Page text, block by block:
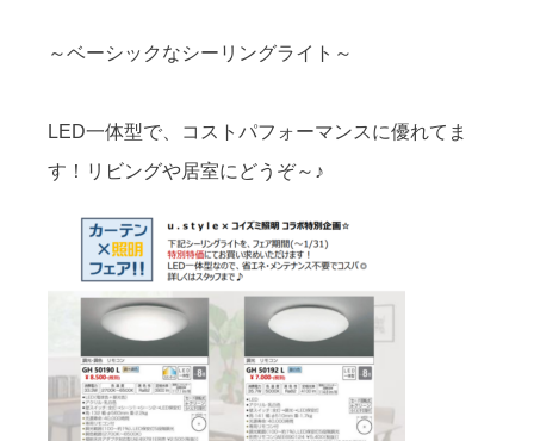
～ベーシックなシーリングライト～
LED一体型で、コストパフォーマンスに優れてま
す！リビングや居室にどうぞ～♪